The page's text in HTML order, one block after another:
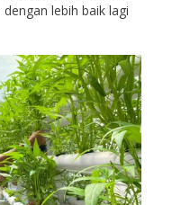
lebih baik lagi